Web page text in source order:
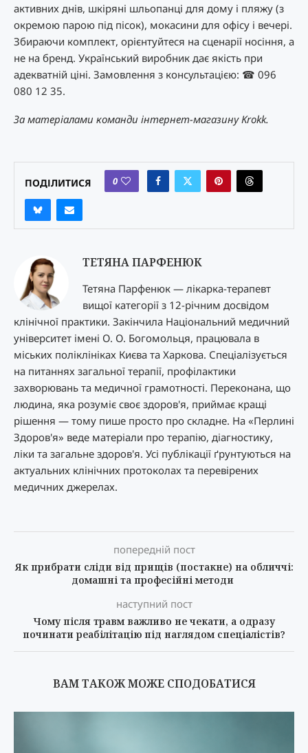
активних днів, шкіряні шльопанці для дому і пляжу (з
окремою парою під пісок), мокасини для офісу і вечері.
Збираючи комплект, орієнтуйтеся на сценарії носіння, а
не на бренд. Український виробник дає якість при
адекватній ціні. Замовлення з консультацією: ☎ 096
080 12 35.
За матеріалами команди інтернет-магазину Krokk.
ПОДІЛИТИСЯ 0
ТЕТЯНА ПАРФЕНЮК
Тетяна Парфенюк — лікарка-терапевт
вищої категорії з 12-річним досвідом
клінічної практики. Закінчила Національний медичний
університет імені О. О. Богомольця, працювала в
міських поліклініках Києва та Харкова. Спеціалізується
на питаннях загальної терапії, профілактики
захворювань та медичної грамотності. Переконана, що
людина, яка розуміє своє здоров'я, приймає кращі
рішення — тому пише просто про складне. На «Перлині
Здоров'я» веде матеріали про терапію, діагностику,
ліки та загальне здоров'я. Усі публікації ґрунтуються на
актуальних клінічних протоколах та перевірених
медичних джерелах.
попередній пост
Як прибрати сліди від прищів (постакне) на обличчі:
домашні та професійні методи
наступний пост
Чому після травм важливо не чекати, а одразу
починати реабілітацію під наглядом спеціалістів?
ВАМ ТАКОЖ МОЖЕ СПОДОБАТИСЯ